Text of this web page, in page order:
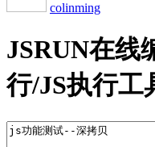
colinming
JSRUN在线
行/JS执行工